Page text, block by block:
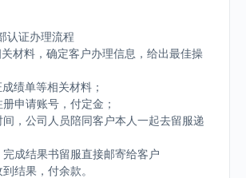
认证办理流程
材料，确定客户办理信息，给出最佳操
绩单等相关材料；
申请账号，付定金；
，公司人员陪同客户本人一起去留服递
成结果书留服直接邮寄给客户
结果，付余款。